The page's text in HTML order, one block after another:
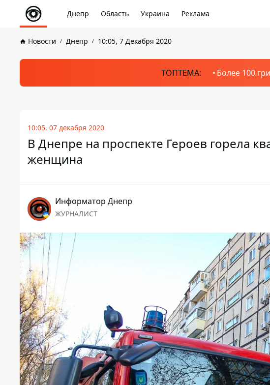
Днепр Область Украина Реклама
Новости Днепр 10:05, 7 Декабря 2020
ТОПТЕМА: Более 100
10:05, 07 декабря 2020
В Днепре на проспекте Героев горела
женщина
Информатор Днепр
ЖУРНАЛИСТ